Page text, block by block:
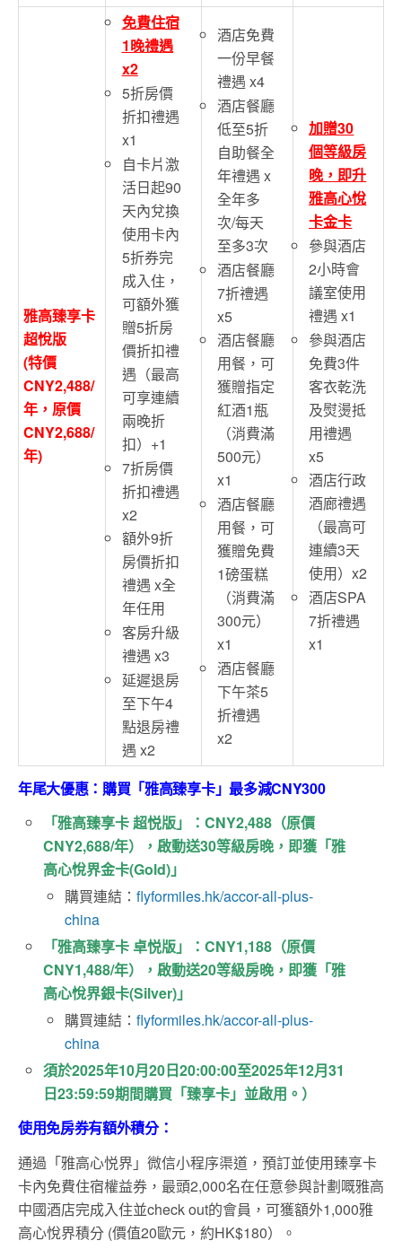
雅高臻享卡
超悅版
(特價
CNY2,488/
年，原價
CNY2,688/
年)
免費住宿
1晚禮遇
x2
5折房價
折扣禮遇
x1
自卡片激
活日起90
天內兌換
使用卡內
5折券完
成入住，
可額外獲
贈5折房
價折扣禮
遇（最高
可享連續
兩晚折
扣）+1
7折房價
折扣禮遇
x2
額外9折
房價折扣
禮遇 x全
年任用
客房升級
禮遇 x3
延遲退房
至下午4
點退房禮
遇 x2
酒店免費
一份早餐
禮遇 x4
酒店餐廳
低至5折
自助餐全
年禮遇 x
全年多
次/每天
至多3次
酒店餐廳
7折禮遇
x5
酒店餐廳
用餐，可
獲贈指定
紅酒1瓶
（消費滿
500元）
x1
酒店餐廳
用餐，可
獲贈免費
1磅蛋糕
（消費滿
300元）
x1
酒店餐廳
下午茶5
折禮遇
x2
加贈30
個等級房
晚，即升
雅高心悅
卡金卡
參與酒店
2小時會
議室使用
禮遇 x1
參與酒店
免費3件
客衣乾洗
及熨燙抵
用禮遇
x5
酒店行政
酒廊禮遇
（最高可
連續3天
使用）x2
酒店SPA
7折禮遇
x1
年尾大優惠：購買「雅高臻享卡」最多減CNY300
「雅高臻享卡 超悦版」：CNY2,488（原價
CNY2,688/年），啟動送3​​0等級房晚，即獲「雅
高心悅界金卡(Gold)」
購買連結：flyformiles.hk/accor-all-plus-
china
「雅高臻享卡 卓悦版」：CNY1,188（原價
CNY1,488/年），啟動送20等級房晚，即獲「雅
高心悅界銀卡(Silver)」
購買連結：flyformiles.hk/accor-all-plus-
china
須於2025年10月20日20:00:00至2025年12月31
日23:59:59期間購買「臻享卡」並啟用。）
使用免房券有額外積分：
通過「雅高心悦界」微信小程序渠道，預訂並使用臻享卡
卡內免費住宿權益券，最頭2,000名在任意參與計劃嘅雅高
中國酒店完成入住並check out的會員，可獲額外1,000雅
高心悅界積分 (價值20歐元，約HK$180）。